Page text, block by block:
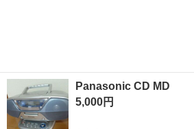
Panasonic CD MD
5,000円